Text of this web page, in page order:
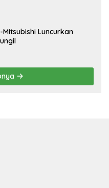
Mitsubishi Luncurkan